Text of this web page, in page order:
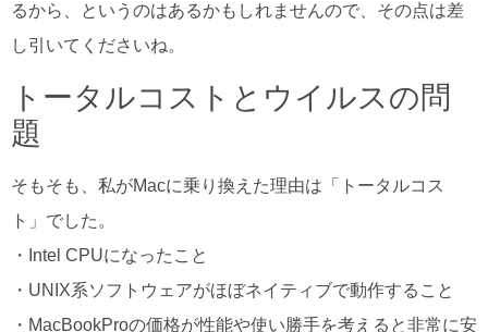
るから、というのはあるかもしれませんので、その点は差
し引いてくださいね。
トータルコストとウイルスの問
題
そもそも、私がMacに乗り換えた理由は「トータルコス
ト」でした。
・Intel CPUになったこと
・UNIX系ソフトウェアがほぼネイティブで動作すること
・MacBookProの価格が性能や使い勝手を考えると非常に安